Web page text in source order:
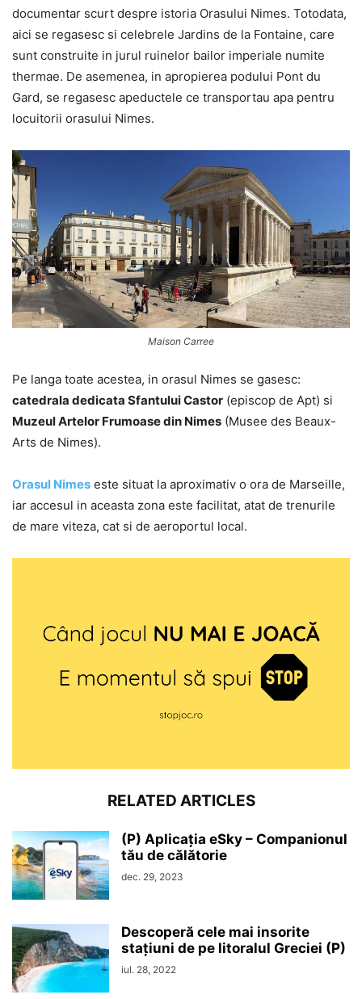
documentar scurt despre istoria Orasului Nimes. Totodata,
aici se regasesc si celebrele Jardins de la Fontaine, care
sunt construite in jurul ruinelor bailor imperiale numite
thermae. De asemenea, in apropierea podului Pont du
Gard, se regasesc apeductele ce transportau apa pentru
locuitorii orasului Nimes.
Maison Carree
Pe langa toate acestea, in orasul Nimes se gasesc:
catedrala dedicata Sfantului Castor (episcop de Apt) si
Muzeul Artelor Frumoase din Nimes (Musee des Beaux-
Arts de Nimes).
Orasul Nimes este situat la aproximativ o ora de Marseille,
iar accesul in aceasta zona este facilitat, atat de trenurile
de mare viteza, cat si de aeroportul local.
RELATED ARTICLES
(P) Aplicația eSky – Companionul
tău de călătorie
dec. 29, 2023
Descoperă cele mai insorite
stațiuni de pe litoralul Greciei (P)
iul. 28, 2022